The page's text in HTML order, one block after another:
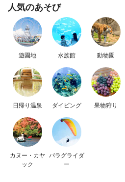
人気のあそび
遊園地 水族館 動物園
日帰り温泉 ダイビング 果物狩り
カヌー・カヤ
ック
パラグライダ
ー